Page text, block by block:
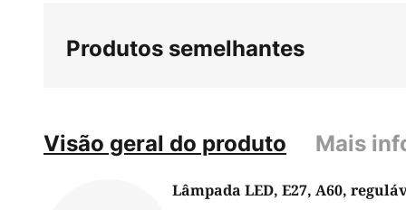
Produtos semelhantes
Visão geral do produto Mais
Lâmpada LED, E27, A60,